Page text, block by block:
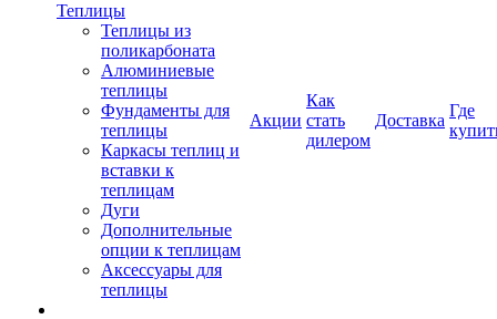
Теплицы
Теплицы из
поликарбоната
Алюминиевые
теплицы
Фундаменты для
теплицы
Каркасы теплиц и
вставки к
теплицам
Дуги
Дополнительные
опции к теплицам
Аксессуары для
теплицы
Акции
Как
стать
дилером
Доставка
Где